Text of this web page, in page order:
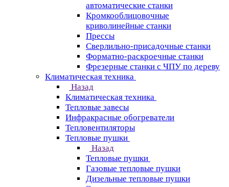
автоматические станки
Кромкооблицовочные
криволинейные станки
Прессы
Сверлильно-присадочные станки
Форматно-раскроечные станки
Фрезерные станки с ЧПУ по дереву
Климатическая техника
Назад
Климатическая техника
Тепловые завесы
Инфракрасные обогреватели
Тепловентиляторы
Тепловые пушки
Назад
Тепловые пушки
Газовые тепловые пушки
Дизельные тепловые пушки